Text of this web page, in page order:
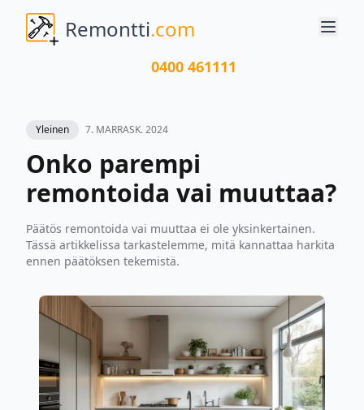
Remontti.com
0400 461111
Yleinen 7. MARRASK. 2024
Onko parempi
remontoida vai muuttaa?
Päätös remontoida vai muuttaa ei ole yksinkertainen.
Tässä artikkelissa tarkastelemme, mitä kannattaa harkita
ennen päätöksen tekemistä.